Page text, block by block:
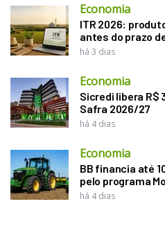
Economia
ITR 2026:
antes do prazo
há 3 dias
Economia
Sicredi libera R$
Safra 2026/27
há 4 dias
Economia
BB financia até
pelo programa
há 4 dias